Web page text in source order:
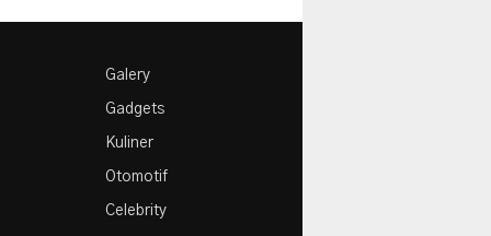
Galery
Gadgets
Kuliner
Otomotif
Celebrity